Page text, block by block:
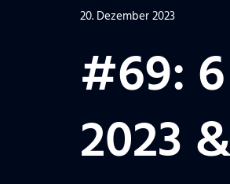
20. Dezember 2023
#69:
2023